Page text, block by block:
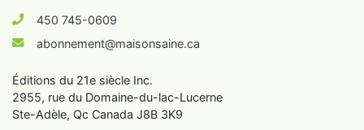
450 745-0609
abonnement@maisonsaine.ca
Éditions du 21e siècle Inc.
2955, rue du Domaine-du-lac-Lucerne
Ste-Adèle, Qc Canada J8B 3K9